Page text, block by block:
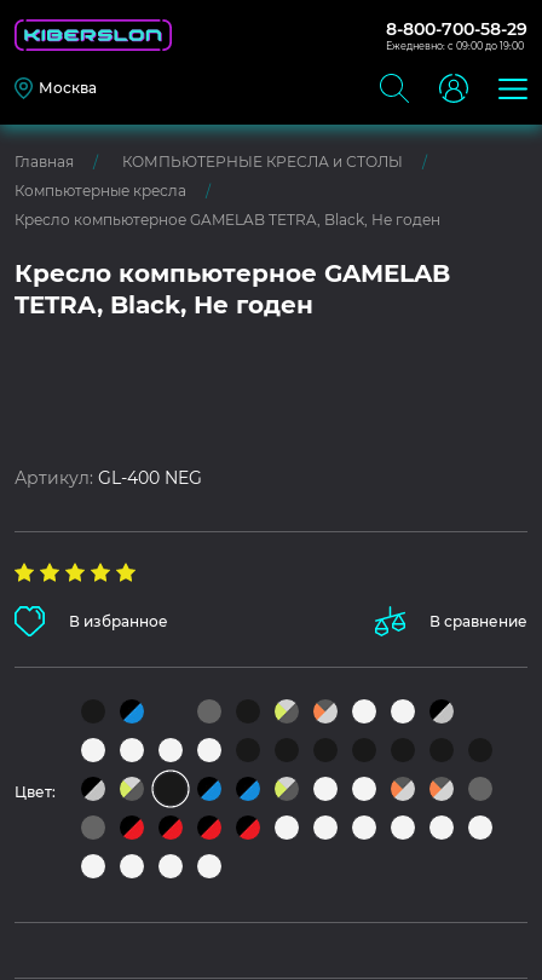
8-800-700-58-29
Ежедневно: с 09:00 до 19:00
Москва
Главная
КОМПЬЮТЕРНЫЕ КРЕСЛА и СТОЛЫ
Компьютерные кресла
Кресло компьютерное GAMELAB TETRA, Black, Не годен
Кресло компьютерное GAMELAB
TETRA, Black, Не годен
Артикул:GL-400 NEG
В избранное В сравнение
Цвет: